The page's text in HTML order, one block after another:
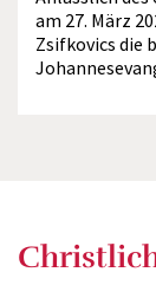
am 27. März
Zsifkovics die